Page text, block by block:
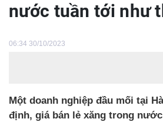
nước tuần tới như
06:34 30/10/2023
Một doanh nghiệp đầu mối tại
định, giá bán lẻ xăng trong